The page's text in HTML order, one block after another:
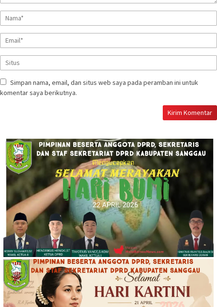
Simpan nama, email, dan situs web saya pada peramban ini untuk
komentar saya berikutnya.